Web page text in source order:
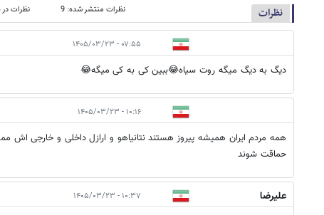
نظرات نظرات منتشر شده: 9 نظرات در
۰۷:۵۵ - ۱۴۰۵/۰۳/۲۳
دیگ به دیگ میگه روت سیاه😂ببین کی به کی میگه😂
۱۰:۱۶ - ۱۴۰۵/۰۳/۲۳
همه مردم ایران همیشه پیروز هستند نتانیاهو و ارازل داخلی و خارجی اش
حماقت شوند
علیرضا ۱۰:۳۷ - ۱۴۰۵/۰۳/۲۳